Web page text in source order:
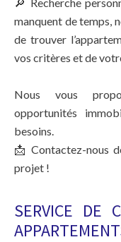
manquent de temps,
de trouver
vos critères et de
Nous vous
opportunités
besoins.
📩 Contactez-nous
projet !
SERVICE DE